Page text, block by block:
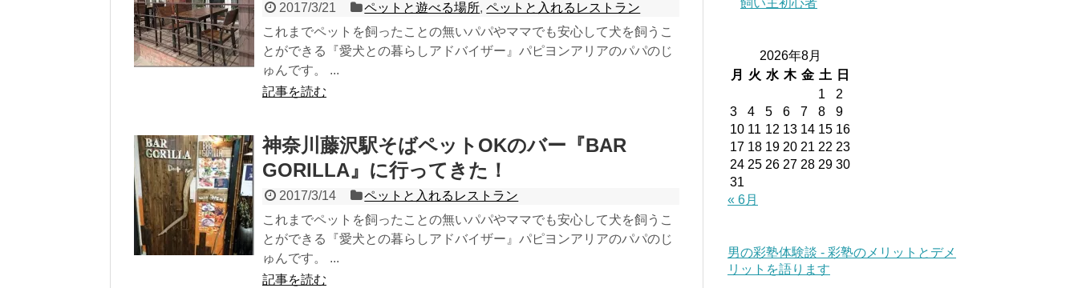
2017/3/21 ペットと遊べる場所,ペットと入れるレストラン
これまでペットを飼ったことの無いパパやママでも安心して犬を飼うこ
とができる『愛犬との暮らしアドバイザー』パピヨンアリアのパパのじ
ゅんです。 ...
記事を読む
神奈川藤沢駅そばペットOKのバー『BAR
GORILLA』に行ってきた！
2017/3/14
ペットと入れるレストラン
これまでペットを飼ったことの無いパパやママでも安心して犬を飼うこ
とができる『愛犬との暮らしアドバイザー』パピヨンアリアのパパのじ
ゅんです。 ...
記事を読む
飼い主初心者
2026年8月
月
火 水 木 金 土
日
1
2
3
4 5 6 7 8
9
10 11 12 13 14 15 16
17 18 19 20 21 22 23
24 25 26 27 28 29 30
31
« 6月
男の彩塾体験談 - 彩塾のメリットとデメ
リットを語ります